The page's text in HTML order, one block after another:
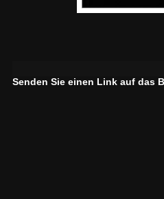
Senden Sie einen Link auf das